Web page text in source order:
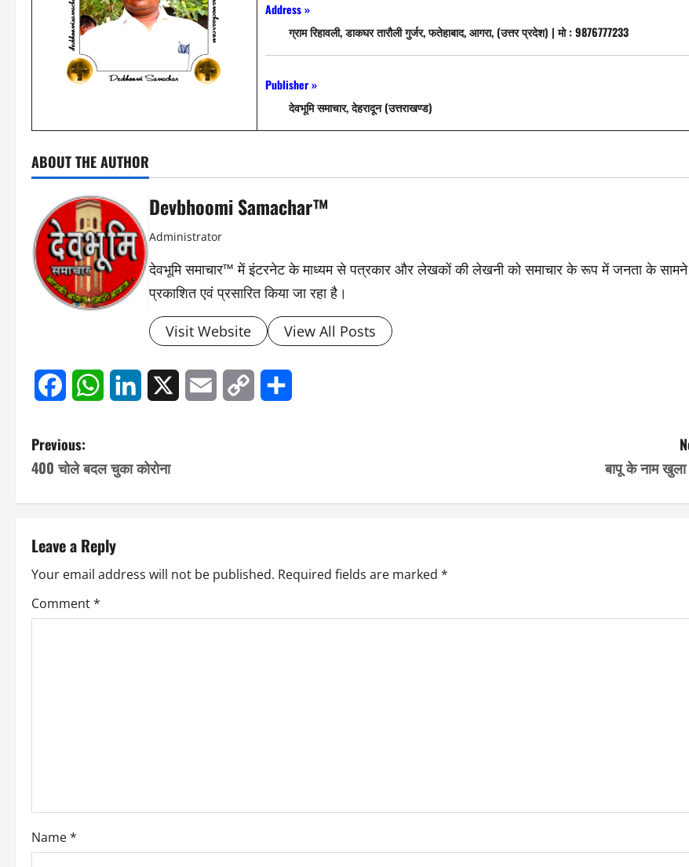
Address »
ग्राम रिहावली, डाकघर तारौली गुर्जर, फतेहाबाद, आगरा, (उत्तर प्रदेश) | मो : 9876777233
Publisher »
देवभूमि समाचार, देहरादून (उत्तराखण्ड)
ABOUT THE AUTHOR
Devbhoomi Samachar™
Administrator
देवभूमि समाचार™ में इंटरनेट के माध्यम से पत्रकार और लेखकों की लेखनी को समाचार के रूप में जनता के सामने
प्रकाशित एवं प्रसारित किया जा रहा है।
Visit Website View All Posts
FacebookWhatsAppLinkedIn Email
Copy
P
o
s
t
n
a
i
o
Previous:
400 चोले बदल चुका कोरोना
बापू के नाम
Leave a Reply
Your email address will not be published. Required fields are marked *
Comment*
Name*